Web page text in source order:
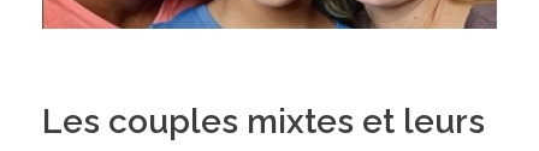
Les couples mixtes et leurs